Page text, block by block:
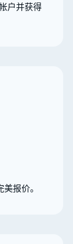
户并获得
报价。